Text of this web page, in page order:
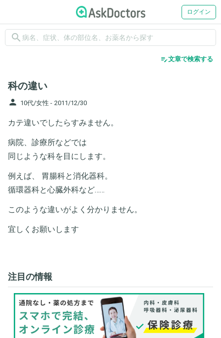
ログイン
search
edit_note文章で検索する
科の違い
person 10代/女性 - 2011/12/30
カテ違いでしたらすみません。
病院、診療所などでは
同じような科を目にします。
例えば、 胃腸科と消化器科。
循環器科と心臓外科など……
このような違いがよく分かりません。
宜しくお願いします
注目の情報